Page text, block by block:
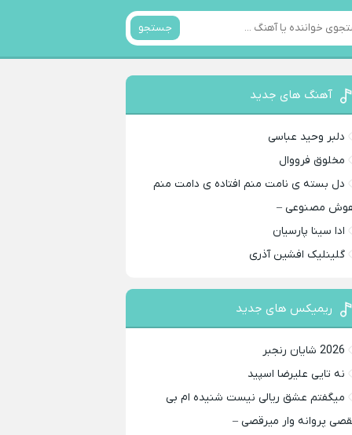
جستجو
آهنگ های جدید
دلبر وحید عباسی
مخلوق فرووال
دل بسته ی نامت منم افتاده ی دامت منم
مصنوعی –
ادا سینا پارسیان
گلینلیک افشین آذری
ریمیکس های جدید
2026 شایان رنجبر
نه تایی علیرضا اسپید
میگفتم عشق ریالی نیست شنیده ام بی
پروانه وار میرقصی –